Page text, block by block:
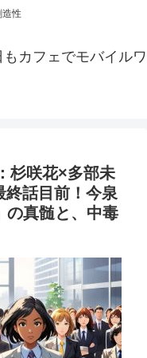
性
カフェでモバイルワ
杉咲花×多部未
終話目前！今泉
の真髄と、中毒